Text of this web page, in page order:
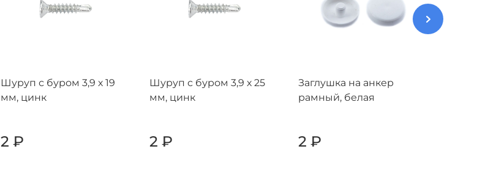
Шуруп с буром 3,9 х 19
мм, цинк
2 ₽
Шуруп с буром 3,9 х 25
мм, цинк
2 ₽
Заглушка на анкер
рамный, белая
2 ₽